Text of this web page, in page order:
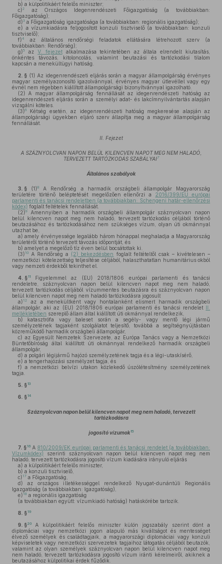
b) a külpolitikáért felelős miniszter;
c) 2
az Országos Idegenrendészeti Főigazgatóság (a továbbiakban:
Főigazgatóság);
d) 3 a Főigazgatóság igazgatósága (a továbbiakban: regionális igazgatóság);
e) a vízumkiadásra feljogosított konzuli tisztviselő (a továbbiakban: konzuli
tisztviselő);
f)4
az általános rendőrségi feladatok ellátására létrehozott szerv (a
továbbiakban: Rendőrség);
g)5 az V. fejezetalkalmazása tekintetében az általa elrendelt kiutasítás,
önkéntes távozás, kitoloncolás, valamint beutazási és tartózkodási tilalom
kapcsán a menekültügyi hatóság.
2. § (1) Az idegenrendészeti eljárás során a magyar állampolgárság érvényes
magyar személyazonosító igazolvánnyal, érvényes magyar útlevéllel vagy egy
évnél nem régebben kiállított állampolgársági bizonyítvánnyal igazolható.
(2) A magyar állampolgárság fennállását az idegenrendészeti hatóság az
idegenrendészeti eljárás során a személyi adat- és lakcímnyilvántartás alapján
vizsgálni köteles.
(3)6
Kétség esetén, az idegenrendészeti hatóság megkeresése alapján az
állampolgársági ügyekben eljáró szerv állapítja meg a magyar állampolgárság
fennállását.
II. Fejezet
A SZÁZNYOLCVAN NAPON BELÜL KILENCVEN NAPOT MEG NEM HALADÓ,
TERVEZETT TARTÓZKODÁS SZABÁLYAI7
Általános szabályok
3. § (1)8
A Rendőrség a harmadik országbeli állampolgár Magyarország
területére történő beléptetését megelőzően ellenőrzi a 2016/399/EU európai
parlamenti és tanácsi rendeletben (a továbbiakban: Schengeni határ-ellenőrzési
kódex) foglalt feltételek fennállását.
(2)9
Amennyiben a harmadik országbeli állampolgár száznyolcvan napon
belül kilencven napot meg nem haladó, tervezett tartózkodás céljából történő
beutazásához és tartózkodásához nem szükséges vízum, olyan úti okmánnyal
utazhat be,
a) amely érvényessége legalább három hónappal meghaladja a Magyarország
területéről történő tervezett távozás időpontját, és
b) amelyet a megelőző tíz éven belül bocsátottak ki.
(3) 10 A Rendőrség a (2) bekezdésben foglalt feltételtől csak – kivételesen –
nemzetközi kötelezettség teljesítése céljából, halaszthatatlan humanitárius okból
vagy nemzeti érdekből tekinthet el.
4. § 11
Figyelemmel az (EU) 2018/1806 európai parlamenti és tanácsi
rendeletre, száznyolcvan napon belül kilencven napot meg nem haladó,
tervezett tartózkodás céljából vízummentes beutazásra és száznyolcvan napon
belül kilencven napot meg nem haladó tartózkodásra jogosult
a) 12
az a menekültként vagy hontalanként elismert harmadik országbeli
állampolgár, aki az (EU) 2018/1806 európai parlamenti és tanácsi rendelet II.
mellékletében szereplő állam által kiállított úti okmánnyal rendelkezik,
b) katasztrófa vagy baleset során a segély- vagy mentő légi jármű
személyzetének tagjaként szolgálatot teljesítő, továbbá a segítségnyújtásban
közreműködő harmadik országbeli állampolgár,
c) az Egyesült Nemzetek Szervezete, az Európa Tanács vagy a Nemzetközi
Büntetőbíróság által kiállított úti okmánnyal rendelkező harmadik országbeli
állampolgár,
d) a polgári légijármű hajózó személyzetének tagja és a légi-utaskísérő,
e) a tengerhajózási személyzet tagja, és
f) a nemzetközi belvízi utakon közlekedő úszólétesítmény személyzetének
tagja.
5. § 13
6. § 14
Száznyolcvan napon belül kilencven napot meg nem haladó, tervezett
tartózkodásra
jogosító vízumok15
7. § 16 A 810/2009/EK európai parlamenti és tanácsi rendelet (a továbbiakban:
Vízumkódex) szerinti száznyolcvan napon belül kilencven napot meg nem
haladó, tervezett tartózkodásra jogosító vízum kiadására irányuló eljárás
a) a külpolitikáért felelős miniszter,
b) a konzuli tisztviselő,
c) 17 a Főigazgatóság,
d) az országos illetékességgel rendelkező Nyugat-dunántúli Regionális
Igazgatóság (a továbbiakban: Igazgatóság),
e) 18 a regionális igazgatóság
(a továbbiakban együtt: vízumkiadó hatóság) hatáskörébe tartozik.
8. § 19
9. §20
A külpolitikáért felelős miniszter külön jogszabály szerint dönt a
diplomáciai vagy nemzetközi jogon alapuló más kiváltságot és mentességet
élvező személyek és családtagjaik, a magyarországi diplomáciai vagy konzuli
képviseletek vagy nemzetközi szervezetek tagjaihoz látogatás céljából beutazók,
valamint az olyan személyek száznyolcvan napon belül kilencven napot meg
nem haladó, tervezett tartózkodásra jogosító vízum iránti kérelmeiről, akiknek a
beutazásához külpolitikai érdek fűződik.